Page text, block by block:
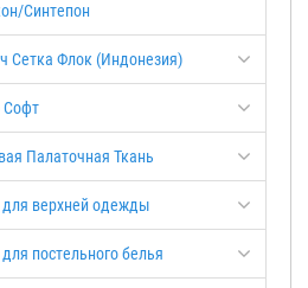
Синтепон
Сетка Флок (Индонезия)
Софт
Палаточная Ткань
для верхней одежды
постельного белья